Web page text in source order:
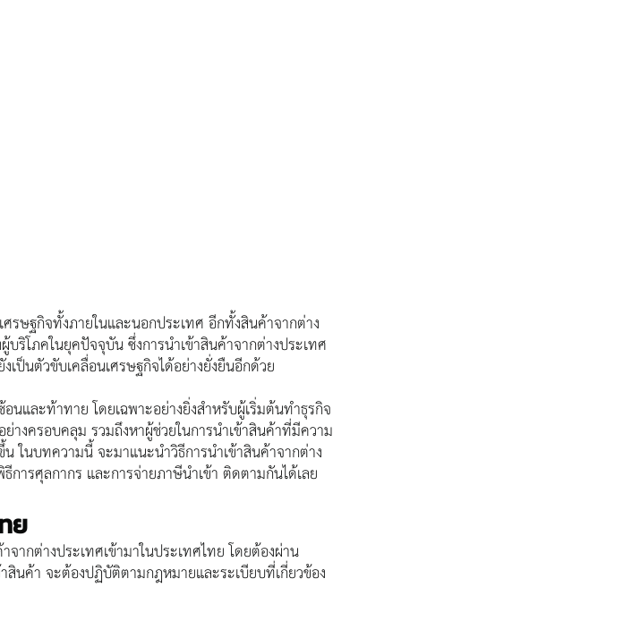
รษฐกิจทั้งภายในและนอกประเทศ อีกทั้งสินค้าจากต่าง
ริโภคในยุคปัจจุบัน ซึ่งการนำเข้าสินค้าจากต่างประเทศ
เป็นตัวขับเคลื่อนเศรษฐกิจได้อย่างยั่งยืนอีกด้วย
และท้าทาย โดยเฉพาะอย่างยิ่งสำหรับผู้เริ่มต้นทำธุรกิจ
างครอบคลุม รวมถึงหาผู้ช่วยในการนำเข้าสินค้าที่มีความ
ในบทความนี้ จะมาแนะนำวิธีการนำเข้าสินค้าจากต่าง
ารศุลกากร และการจ่ายภาษีนำเข้า ติดตามกันได้เลย
ย
ากต่างประเทศเข้ามาในประเทศไทย โดยต้องผ่าน
นค้า จะต้องปฏิบัติตามกฎหมายและระเบียบที่เกี่ยวข้อง